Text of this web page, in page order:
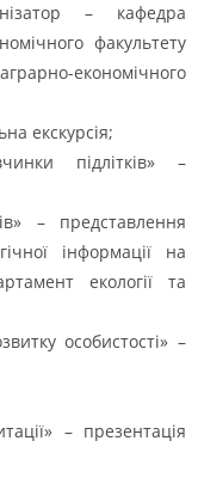
– кафедра
факультету
економічного
екскурсія;
підлітків» –
– представлення
інформації на
екології та
особистості» –
– презентація